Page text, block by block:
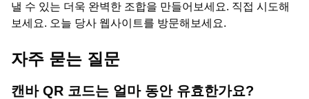
낼 수 있는 더욱 완벽한 조합을 만들어보세요. 직접 시도해
보세요. 오늘 당사 웹사이트를 방문해보세요.
자주 묻는 질문
캔바 QR 코드는 얼마 동안 유효한가요?